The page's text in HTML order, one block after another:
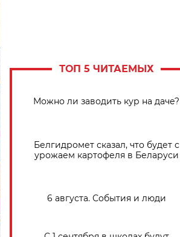
ТОП 5 ЧИТАЕМЫХ
Можно ли заводить кур на даче?
Белгидромет сказал, что будет с
урожаем картофеля в Беларуси
6 августа. События и люди